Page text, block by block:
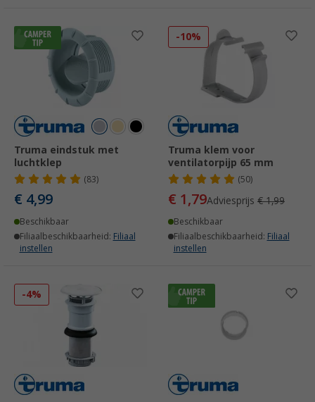
Truma eindstuk met
luchtklep
(83)
€ 4,99
Beschikbaar
Filiaalbeschikbaarheid: Filiaal
instellen
-10%
Truma klem voor
ventilatorpijp 65 mm
(50)
€ 1,79Adviesprijs € 1,99
Beschikbaar
Filiaalbeschikbaarheid: Filiaal
instellen
-4%